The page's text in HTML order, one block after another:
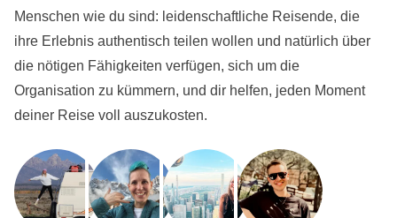
Menschen wie du sind: leidenschaftliche Reisende, die
ihre Erlebnis authentisch teilen wollen und natürlich über
die nötigen Fähigkeiten verfügen, sich um die
Organisation zu kümmern, und dir helfen, jeden Moment
deiner Reise voll auszukosten.